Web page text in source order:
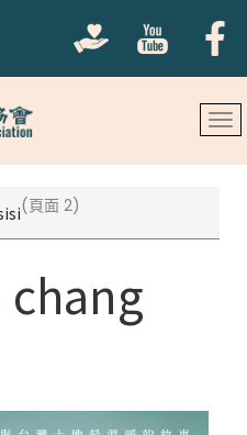
(頁面 2)
chang